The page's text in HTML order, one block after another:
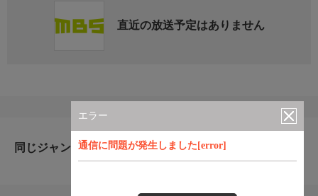
エラー
通信に問題が発生しました[error]
直近の放送予定はありません
同じジャンルのおすすめ番組